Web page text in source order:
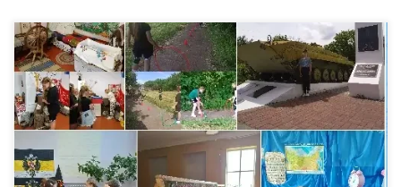
По традиции в июне палаточный лагерь «Шагаем вместе»
Токаревского Дома детского творчества отправляется в
поход. В этом году мы выбрали маршрут: р.п. Токаревка –
д.Чичерино […]